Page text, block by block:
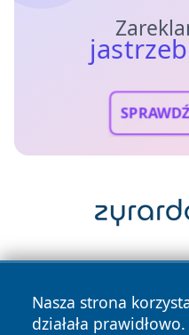
Nasza strona
działała